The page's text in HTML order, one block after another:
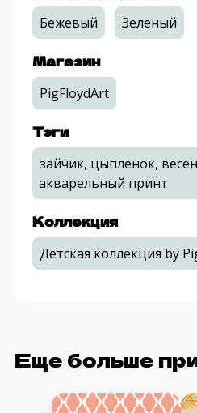
Бежевый Зеленый
Магазин
PigFloydArt
Тэги
зайчик, цыпленок,
акварельный принт
Коллекция
Детская коллекция by
Еще больше